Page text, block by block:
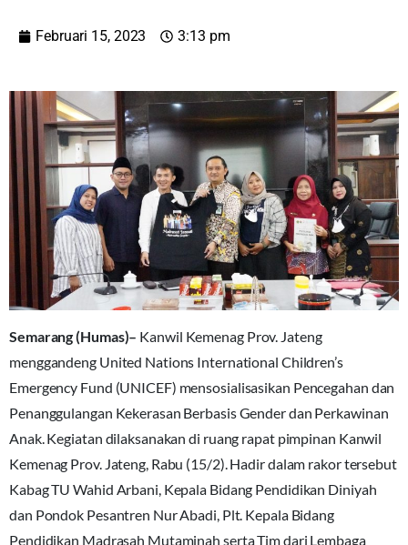
Februari 15, 2023 3:13 pm
Semarang (Humas)– Kanwil Kemenag Prov. Jateng
menggandeng United Nations International Children’s
Emergency Fund (UNICEF) mensosialisasikan Pencegahan dan
Penanggulangan Kekerasan Berbasis Gender dan Perkawinan
Anak. Kegiatan dilaksanakan di ruang rapat pimpinan Kanwil
Kemenag Prov. Jateng, Rabu (15/2). Hadir dalam rakor tersebut
Kabag TU Wahid Arbani, Kepala Bidang Pendidikan Diniyah
dan Pondok Pesantren Nur Abadi, Plt. Kepala Bidang
Pendidikan Madrasah Mutaminah serta Tim dari Lembaga